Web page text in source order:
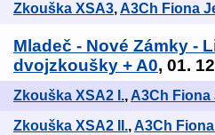
Zkouška XSA3,A3Ch Fiona
Mladeč - Nové Zámky -
dvojzkoušky + A0, 01.
Zkouška XSA2 I., A3Ch Fiona
Zkouška XSA2 II.,A3Ch